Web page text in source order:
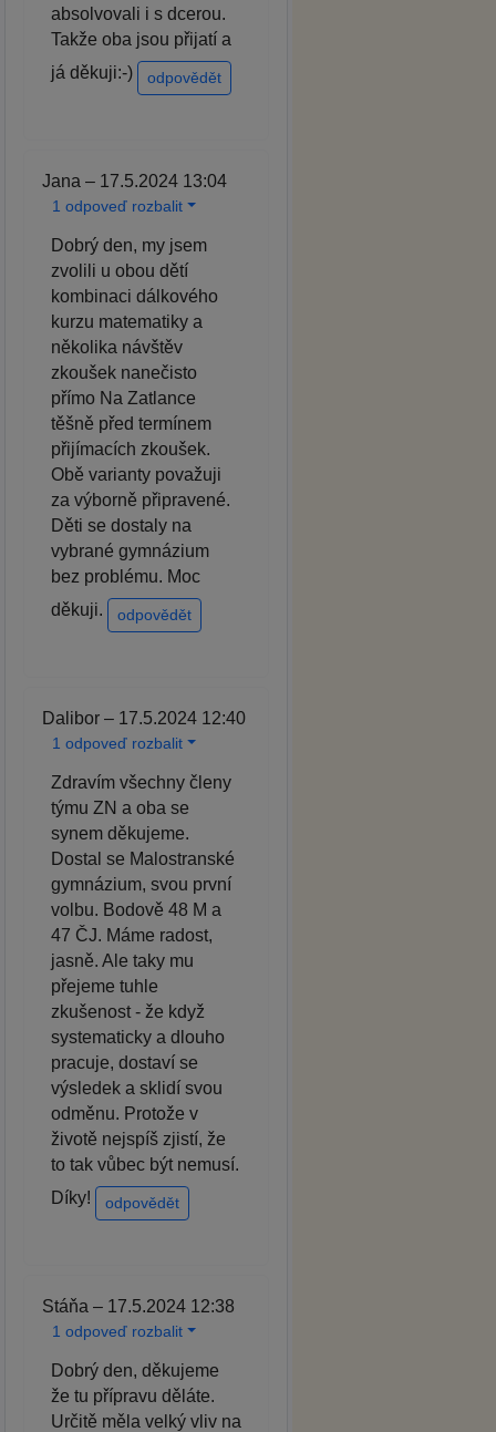
absolvovali i s dcerou.
Takže oba jsou přijatí a
já děkuji:-)
odpovědět
Jana – 17.5.2024 13:04
1 odpoveď rozbalit
Dobrý den, my jsem
zvolili u obou dětí
kombinaci dálkového
kurzu matematiky a
několika návštěv
zkoušek nanečisto
přímo Na Zatlance
těšně před termínem
přijímacích zkoušek.
Obě varianty považuji
za výborně připravené.
Děti se dostaly na
vybrané gymnázium
bez problému. Moc
děkuji.
odpovědět
Dalibor – 17.5.2024 12:40
1 odpoveď rozbalit
Zdravím všechny členy
týmu ZN a oba se
synem děkujeme.
Dostal se Malostranské
gymnázium, svou první
volbu. Bodově 48 M a
47 ČJ. Máme radost,
jasně. Ale taky mu
přejeme tuhle
zkušenost - že když
systematicky a dlouho
pracuje, dostaví se
výsledek a sklidí svou
odměnu. Protože v
životě nejspíš zjistí, že
to tak vůbec být nemusí.
Díky!
odpovědět
Stáňa – 17.5.2024 12:38
1 odpoveď rozbalit
Dobrý den, děkujeme
že tu přípravu děláte.
Určitě měla velký vliv na